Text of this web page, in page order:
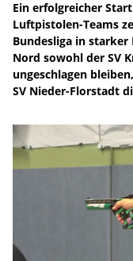
Ein erfolgreicher
Luftpistolen-Teams
Bundesliga in starker
Nord sowohl der SV
ungeschlagen
SV Nieder-Florstadt